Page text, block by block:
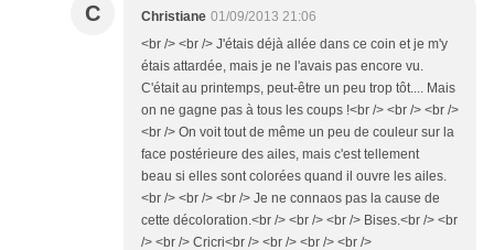
C Christiane 01/09/2013 21:06
<br /> <br /> J'étais déjà allée dans ce coin et je m'y
étais attardée, mais je ne l'avais pas encore vu.
C'était au printemps, peut-être un peu trop tôt.... Mais
on ne gagne pas à tous les coups !<br /> <br /> <br />
<br /> On voit tout de même un peu de couleur sur la
face postérieure des ailes, mais c'est tellement
beau si elles sont colorées quand il ouvre les ailes.
<br /> <br /> <br /> Je ne connaos pas la cause de
cette décoloration.<br /> <br /> <br /> Bises.<br /> <br
/> <br /> Cricri<br /> <br /> <br /> <br />